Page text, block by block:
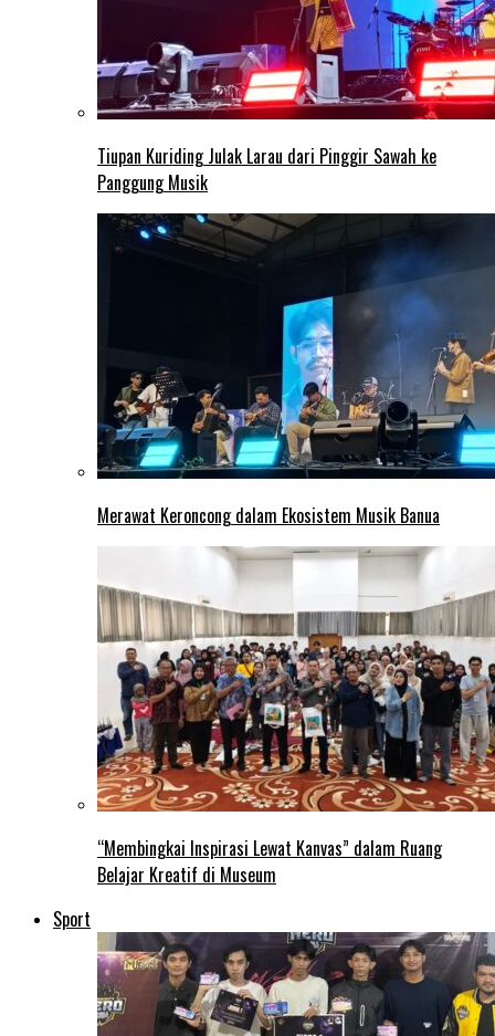
Tiupan Kuriding Julak Larau dari Pinggir Sawah ke
Panggung Musik
Merawat Keroncong dalam Ekosistem Musik Banua
“Membingkai Inspirasi Lewat Kanvas” dalam Ruang
Belajar Kreatif di Museum
Sport